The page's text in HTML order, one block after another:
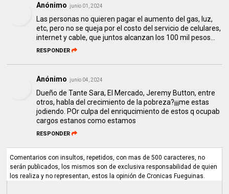
Anónimo junio 01, 2024
Las personas no quieren pagar el aumento del gas, luz,
etc, pero no se queja por el costo del servicio de celulares,
internet y cable, que juntos alcanzan los 100 mil pesos...
RESPONDER
Anónimo junio 04, 2024
Dueño de Tante Sara, El Mercado, Jeremy Button, entre
otros, habla del crecimiento de la pobreza?¡¡¡me estas
jodiendo. POr culpa del enriqucimiento de estos q ocupab
cargos estanos como estamos
RESPONDER
Comentarios con insultos, repetidos, con mas de 500 caracteres, no
serán publicados, los mismos son de exclusiva responsabilidad de quien
los realiza y no representan, estos la opinión de Cronicas Fueguinas.